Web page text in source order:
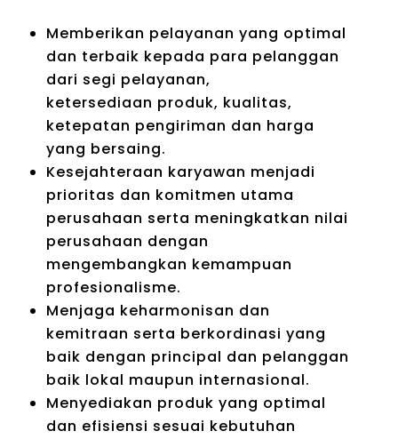
Memberikan pelayanan yang optimal
dan terbaik kepada para pelanggan
dari segi pelayanan,
ketersediaan produk, kualitas,
ketepatan pengiriman dan harga
yang bersaing.
Kesejahteraan karyawan menjadi
prioritas dan komitmen utama
perusahaan serta meningkatkan nilai
perusahaan dengan
mengembangkan kemampuan
profesionalisme.
Menjaga keharmonisan dan
kemitraan serta berkordinasi yang
baik dengan principal dan pelanggan
baik lokal maupun internasional.
Menyediakan produk yang optimal
dan efisiensi sesuai kebutuhan